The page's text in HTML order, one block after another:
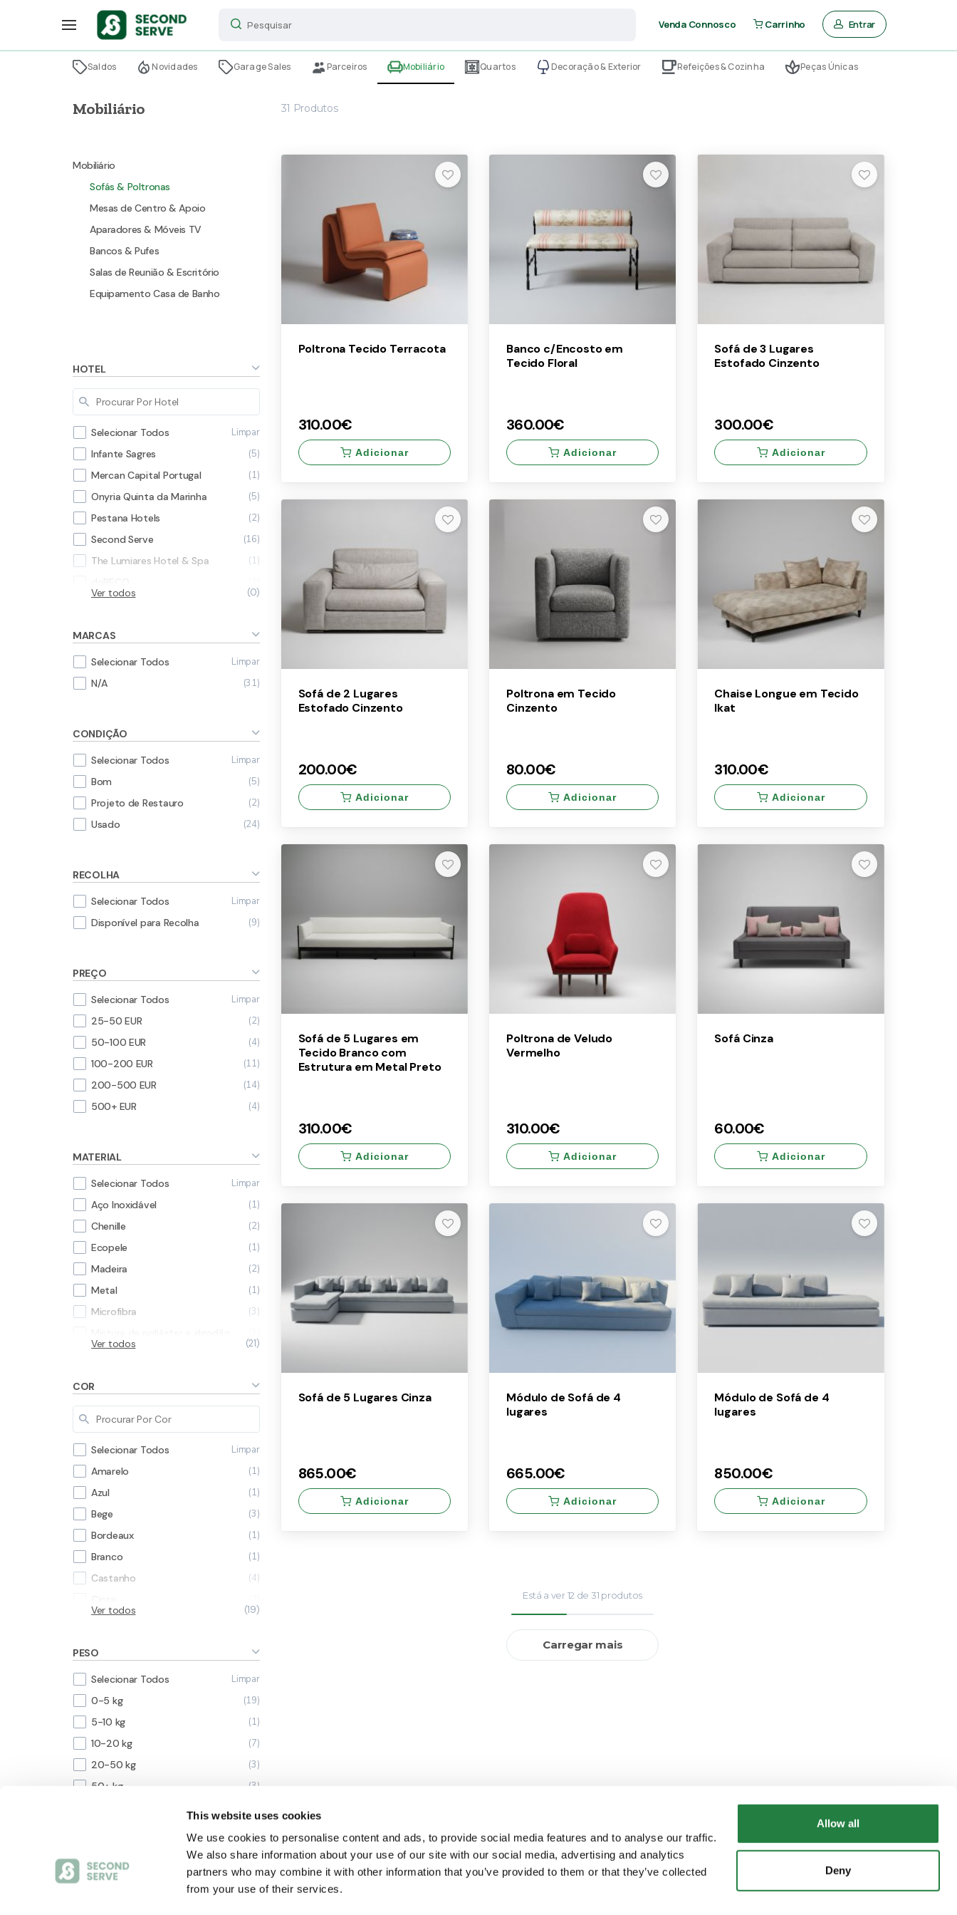
This website uses cookies
We use cookies to personalise content and ads, to provide social media features and to analyse our traffic.
We also share information about your use of our site with our social media, advertising and analytics
partners who may combine it with other information that you’ve provided to them or that they’ve collected
from your use of their services.
Allow all
Deny
Venda Connosco Carrinho Entrar
Saldos Novidades Garage Sales Parceiros Mobiliário Quartos Decoração & Exterior Refeições & Cozinha Peças Únicas
Mobiliário 31 Produtos
Mobiliário
Sofás & Poltronas
Mesas de Centro & Apoio
Aparadores & Móveis TV
Bancos & Pufes
Salas de Reunião & Escritório
Equipamento Casa de Banho
HOTEL
Selecionar Todos
Limpar
Infante Sagres
5
Mercan Capital Portugal
1
Onyria Quinta da Marinha
5
Pestana Hotels
2
Second Serve
16
The Lumiares Hotel & Spa
1
Ver todos
0
MARCAS
Selecionar Todos
Limpar
N/A
31
CONDIÇÃO
Selecionar Todos
Limpar
Bom
5
Projeto de Restauro
2
Usado
24
RECOLHA
Selecionar Todos
Limpar
Disponível para Recolha
9
PREÇO
Selecionar Todos
Limpar
25-50 EUR
2
50-100 EUR
4
100-200 EUR
11
200-500 EUR
14
500+ EUR
4
MATERIAL
Selecionar Todos
Limpar
Aço Inoxidável
1
Chenille
2
Ecopele
1
Madeira
2
Metal
1
Microfibra
3
Poliester e viscoelástica
3
Tecido
Ver todos 21
COR
Selecionar Todos
Limpar
Amarelo
1
Azul
1
Bege
3
Bordeaux
1
Branco
1
Castanho
4
Preto
1
Rosa
1
Taupe
1
Terracota
1
Verde
1
Vermelho
1
1
Ver todos 19
PESO
Selecionar Todos
Limpar
0-5 kg
19
5-10 kg
1
10-20 kg
7
20-50 kg
3
50+ kg
3
Poltrona Tecido Terracota
310.00€
Adicionar
Banco c/Encosto em
Tecido Floral
360.00€
Adicionar
Sofá de 3 Lugares
Estofado Cinzento
300.00€
Adicionar
Sofá de 2 Lugares
Estofado Cinzento
200.00€
Adicionar
Poltrona em Tecido
Cinzento
80.00€
Adicionar
Chaise Longue em Tecido
Ikat
310.00€
Adicionar
Sofá de 5 Lugares em
Tecido Branco com
Estrutura em Metal Preto
310.00€
Adicionar
Poltrona de Veludo
Vermelho
310.00€
Adicionar
Sofá Cinza
60.00€
Adicionar
Sofá de 5 Lugares Cinza
865.00€
Adicionar
Módulo de Sofá de 4
lugares
665.00€
665.00€
Adicionar
Módulo de Sofá de 4
lugares
850.00€
Adicionar
Está a ver12 de 31 produtos
Carregar mais